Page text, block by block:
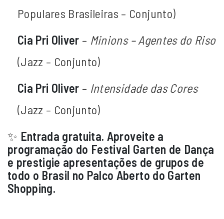
Populares Brasileiras – Conjunto)
Cia Pri Oliver – Minions – Agentes do Riso
(Jazz – Conjunto)
Cia Pri Oliver – Intensidade das Cores
(Jazz – Conjunto)
✨ Entrada gratuita. Aproveite a
programação do Festival Garten de Dança
e prestigie apresentações de grupos de
todo o Brasil no Palco Aberto do Garten
Shopping.